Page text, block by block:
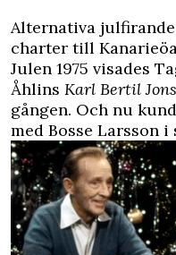
Alternativa
charter till
Julen 1975 visades
Åhlins Karl Bertil
gången. Och nu
med Bosse Larsson i